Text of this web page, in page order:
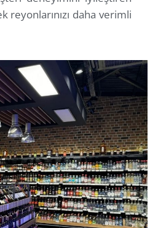
reyonlarınızı daha verimli